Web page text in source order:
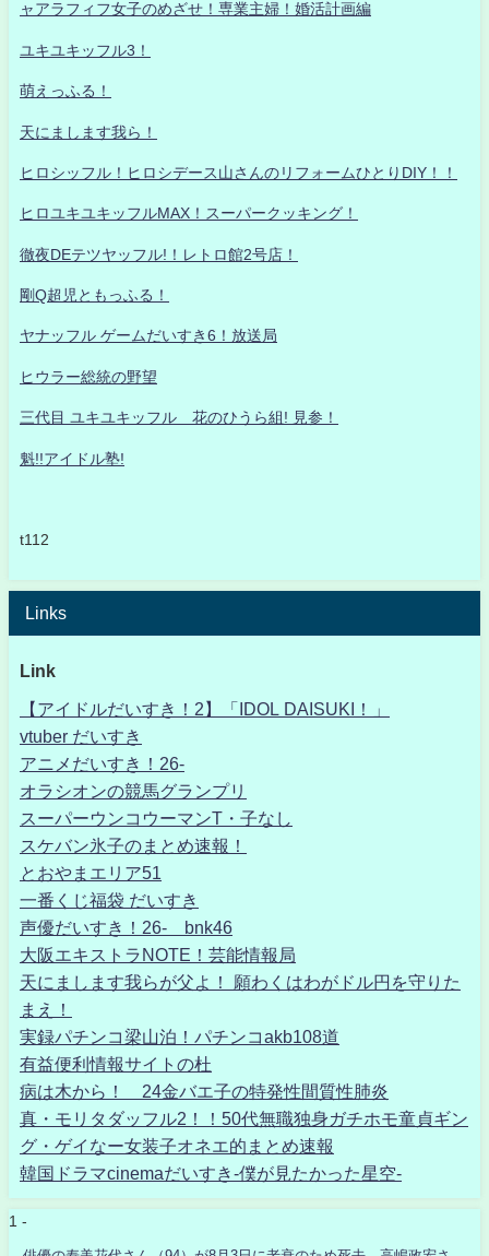
ャアラフィフ女子のめざせ！専業主婦！婚活計画編
ユキユキッフル3！
萌えっふる！
天にまします我ら！
ヒロシッフル！ヒロシデース山さんのリフォームひとりDIY！！
ヒロユキユキッフルMAX！スーパークッキング！
徹夜DEテツヤッフル!！レトロ館2号店！
剛Q超児ともっふる！
ヤナッフル ゲームだいすき6！放送局
ヒウラー総統の野望
三代目 ユキユキッフル 花のひうら組! 見参！
魁!!アイドル塾!
t112
Links
Link
【アイドルだいすき！2】「IDOL DAISUKI！」
vtuber だいすき
アニメだいすき！26-
オラシオンの競馬グランプリ
スーパーウンコウーマンT・子なし
スケバン氷子のまとめ速報！
とおやまエリア51
一番くじ福袋 だいすき
声優だいすき！26- bnk46
大阪エキストラNOTE！芸能情報局
天にまします我らが父よ！ 願わくはわがドル円を守りた
まえ！
実録パチンコ梁山泊！パチンコakb108道
有益便利情報サイトの杜
病は木から！ 24金バエ子の特発性間質性肺炎
真・モリタダッフル2！！50代無職独身ガチホモ童貞ギン
グ・ゲイなー女装子オネエ的まとめ速報
韓国ドラマcinemaだいすき-僕が見たかった星空-
1 -